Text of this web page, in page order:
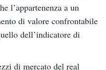
l’appartenenza a un
di valore confrontabile
dell’indicatore di
di mercato del real